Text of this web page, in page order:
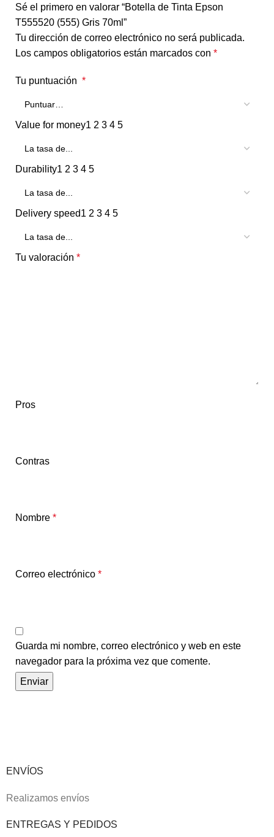
Sé el primero en valorar “Botella de Tinta Epson
T555520 (555) Gris 70ml”
Tu dirección de correo electrónico no será publicada.
Los campos obligatorios están marcados con *
Tu puntuación *
Value for money1 2 3 4 5
Durability1 2 3 4 5
Delivery speed1 2 3 4 5
Tu valoración *
Pros
Contras
Nombre *
Correo electrónico *
Guarda mi nombre, correo electrónico y web en este
navegador para la próxima vez que comente.
ENVÍOS
Realizamos envíos
ENTREGAS Y PEDIDOS